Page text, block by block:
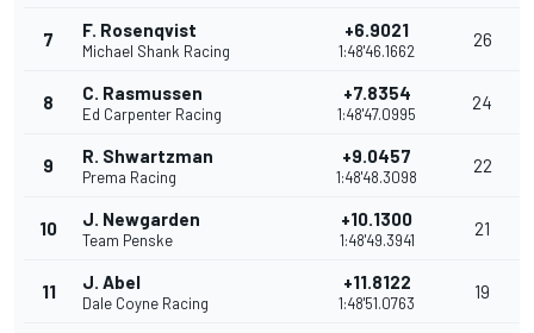
7 F. Rosenqvist
Michael Shank Racing
+6.9021
1:48'46.1662
26
8 C. Rasmussen
Ed Carpenter Racing
+7.8354
1:48'47.0995
24
9 R. Shwartzman
Prema Racing
+9.0457
1:48'48.3098
22
10 J. Newgarden
Team Penske
+10.1300
1:48'49.3941
21
11 J. Abel
Dale Coyne Racing
+11.8122
1:48'51.0763
19